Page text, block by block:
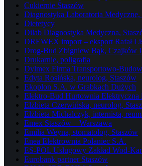
Cukiernie Staszów
Diagnostyka Laboratoria Medyczne,
Dietetycy
Dilab Diagnostyka Medyczna,
DREWEX import – eksport Rafał
Drog-Bud Zbigniew Bąk, Czajków
Drukarnie, poligrafia
Dylmex Firma Transportowo-
Edyta Rosińska, neurolog, Staszów
Ekoplon S.A. w Grabkach Dużych
Elektro-Bud Hurtownia Elektryczna
Elżbieta Czerwińska, neurolog,
Elżbieta Michalczyk, internista,
Emex Staszów – Warszawa
Emilia Weyna, stomatolog, Staszów
Enea Elektrownia Połaniec S.A.
ES-POL Usługowy Zakład Wod-
Eurobank partner Staszów